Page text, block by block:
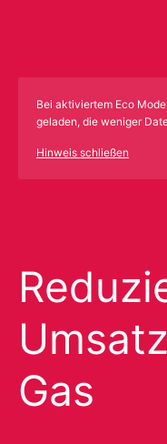
Bei aktiviertem Eco
geladen, die weniger
Hinweis schließen
Gas